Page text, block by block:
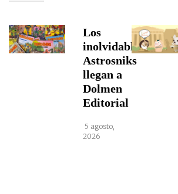
Los
inolvidables
Astrosniks
llegan a
Dolmen
Editorial
5 agosto,
2026